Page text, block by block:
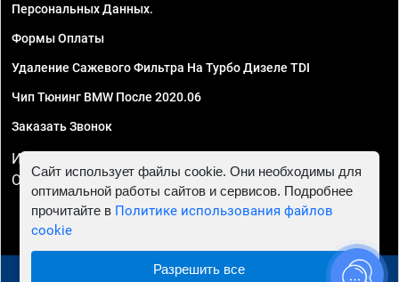
Персональных Данных.
Формы Оплаты
Удаление Сажевого Фильтра На Турбо Дизеле TDI
Чип Тюнинг BMW После 2020.06
Заказать Звонок
ИП Смирнов Георгий Павлович. ИНН 781302555843,
ОГРНИП 324470400032610
© 2010 - 2026 Чип тюнинг в Череповце - Автосервис
Сайт использует файлы cookie. Они необходимы для
оптимальной работы сайтов и сервисов. Подробнее
прочитайте в Политике использования файлов
cookie
Разрешить все